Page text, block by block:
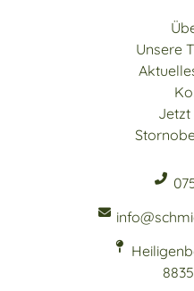
Unsere
Jetzt